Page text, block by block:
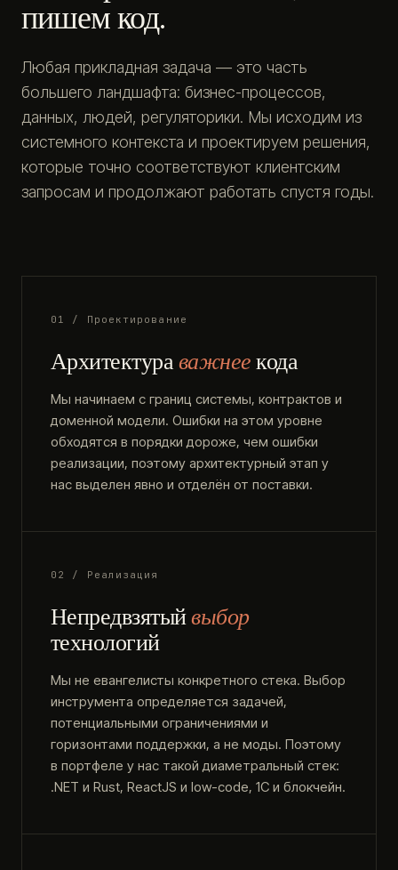
пишем код.
Любая прикладная задача — это часть
большего ландшафта: бизнес-процессов,
данных, людей, регуляторики. Мы исходим из
системного контекста и проектируем решения,
которые точно соответствуют клиентским
запросам и продолжают работать спустя годы.
01 / Проектирование
Архитектураважнеекода
Мы начинаем с границ системы, контрактов и
доменной модели. Ошибки на этом уровне
обходятся в порядки дороже, чем ошибки
реализации, поэтому архитектурный этап у
нас выделен явно и отделён от поставки.
02 / Реализация
Непредвзятыйвыбор
технологий
Мы не евангелисты конкретного стека. Выбор
инструмента определяется задачей,
потенциальными ограничениями и
горизонтами поддержки, а не моды. Поэтому
в портфеле у нас такой диаметральный стек:
.NET и Rust, ReactJS и low-code, 1С и блокчейн.